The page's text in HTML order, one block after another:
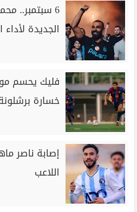
6 سبتمبر..
الجديدة
فليك يحسم
خسارة
إصابة ناصر
اللاعب